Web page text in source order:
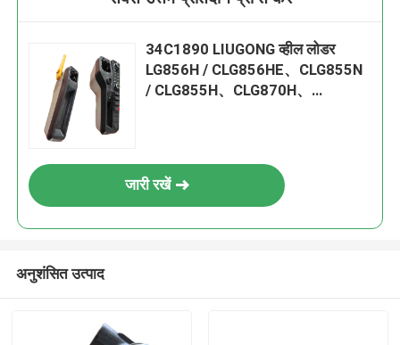
34C1890 LIUGONG व्हील लोडर
LG856H / CLG856HE、CLG855N
/ CLG855H、CLG870H、
जारी रखें
अनुशंसित उत्पाद